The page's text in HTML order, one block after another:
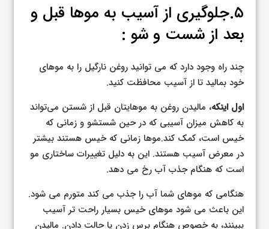
۵.جلوگیری از آسیب به موها قبل و
بعد از شست و شو :
چند راه وجود دارد که می توانید روغن نارگیل را به موهای
خود بمالید تا از آسیب محافظت کنید.
اول اینکه، مالیدن روغن به موهایتان قبل از شستن می‌تواند
به کاهش میزان آسیبی که در حین شستشو و زمانی که
خیس است، کمک کند.موها زمانی که خیس هستند بیشتر
در معرض آسیب هستند. این به دلیل تغییرات ساختاری مو
است که هنگام جذب آب رخ می دهد.
هنگامی که موهای شما آب را جذب می کند متورم می شود.
این باعث می شود موهای خیس بسیار راحت تر آسیب
ببینند، به خصوص هنگام برس زدن یا حالت دادن. مالیدن